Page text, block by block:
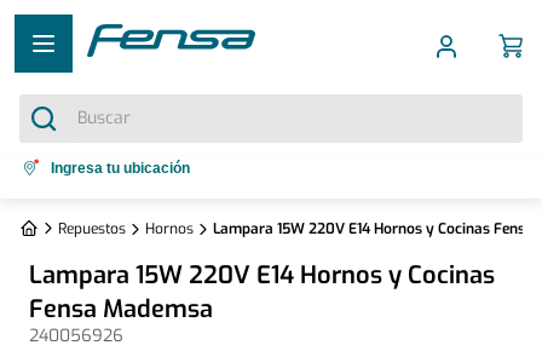
Buscar
Términos más buscados
bottom freezer
4. refrigerador no frost
Ingresa tu ubicación
Repuestos Hornos Lampara 15W 220V E14 Hornos y Cocinas Fensa
Lampara 15W 220V E14 Hornos y Cocinas
Fensa Mademsa
240056926